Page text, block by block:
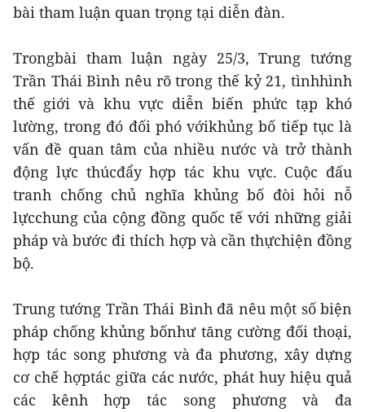
bài tham luận quan trọng tại diễn đàn.
Trongbài tham luận ngày 25/3, Trung tướng
Trần Thái Bình nêu rõ trong thế kỷ 21, tìnhhình
thế giới và khu vực diễn biến phức tạp khó
lường, trong đó đối phó vớikhủng bố tiếp tục là
vấn đề quan tâm của nhiều nước và trở thành
động lực thúcđẩy hợp tác khu vực. Cuộc đấu
tranh chống chủ nghĩa khủng bố đòi hỏi nỗ
lựcchung của cộng đồng quốc tế với những giải
pháp và bước đi thích hợp và cần thựchiện đồng
bộ.
Trung tướng Trần Thái Bình đã nêu một số biện
pháp chống khủng bốnhư tăng cường đối thoại,
hợp tác song phương và đa phương, xây dựng
cơ chế hợptác giữa các nước, phát huy hiệu quả
các kênh hợp tác song phương và đa